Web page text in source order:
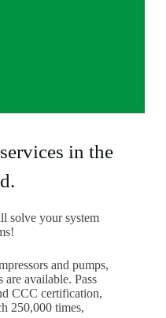
in the
solve your system
and pumps,
available. Pass
CCC certification,
250,000 times,